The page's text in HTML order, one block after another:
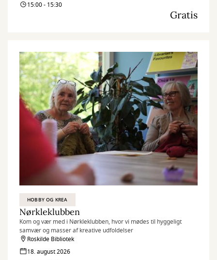
15:00 - 15:30
Gratis
HOBBY OG KREA
Nørkleklubben
Kom og vær med i Nørkleklubben, hvor vi mødes til hyggeligt
samvær og masser af kreative udfoldelser
Roskilde Bibliotek
18. august 2026